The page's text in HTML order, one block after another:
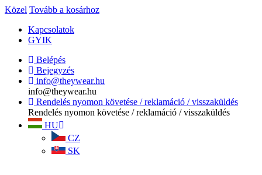
Közel Tovább a kosárhoz
Kapcsolatok
GYIK
Belépés
Bejegyzés
info@theywear.hu
info@theywear.hu
Rendelés nyomon követése / reklamáció / visszaküldés
Rendelés nyomon követése / reklamáció / visszaküldés
HU
CZ
SK